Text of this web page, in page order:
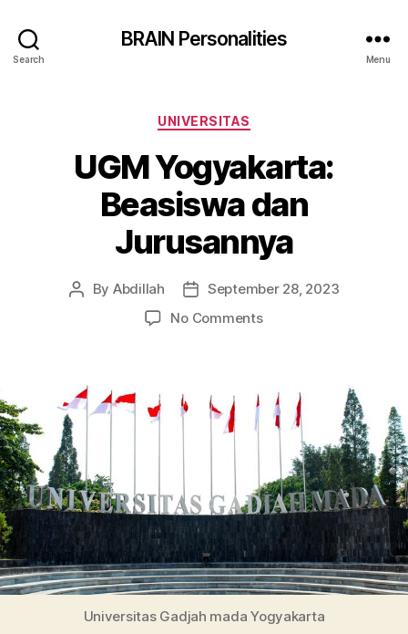
Search
BRAIN Personalities
Menu
Categories
UNIVERSITAS
UGM Yogyakarta:
Beasiswa dan
Jurusannya
Post
By Abdillah
Post
date
September 28, 2023
No Commentson
dan
Jurusannya
Universitas Gadjah mada Yogyakarta